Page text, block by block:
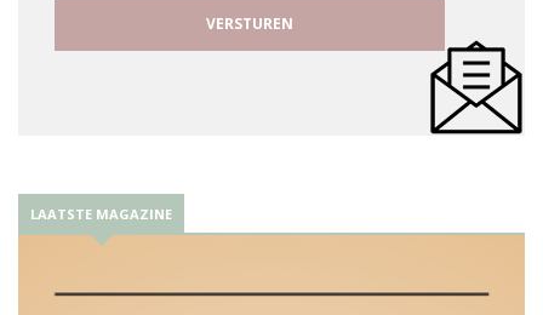
LAATSTE MAGAZINE